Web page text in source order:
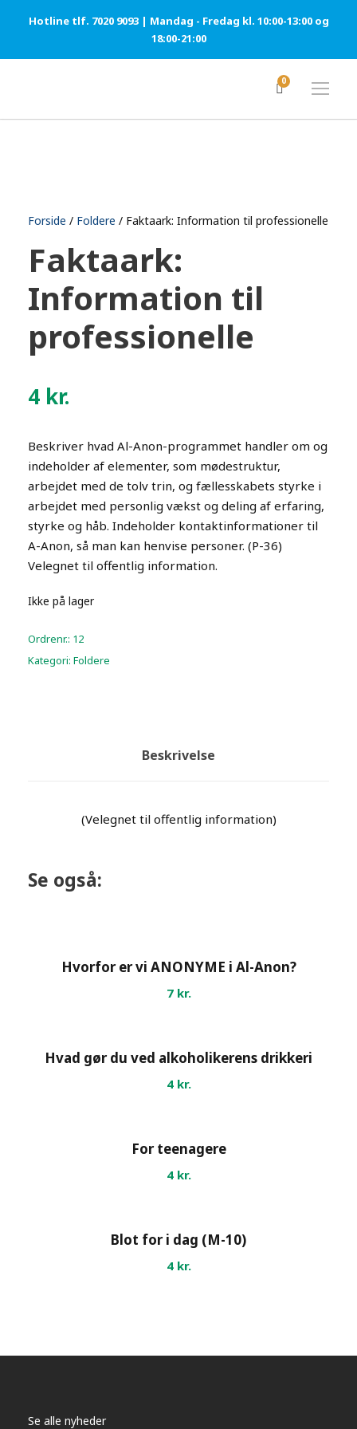
Hotline tlf. 7020 9093 | Mandag - Fredag kl. 10:00-13:00 og
18:00-21:00
0
Forside / Foldere / Faktaark: Information til professionelle
Faktaark:
Information til
professionelle
4 kr.
Beskriver hvad Al-Anon-programmet handler om og
indeholder af elementer, som mødestruktur,
arbejdet med de tolv trin, og fællesskabets styrke i
arbejdet med personlig vækst og deling af erfaring,
styrke og håb. Indeholder kontaktinformationer til
A-Anon, så man kan henvise personer. (P-36)
Velegnet til offentlig information.
Ikke på lager
Ordrenr.: 12
Kategori: Foldere
Beskrivelse
(Velegnet til offentlig information)
Se også:
Hvorfor er vi ANONYME i Al-Anon?
7 kr.
Hvad gør du ved alkoholikerens drikkeri
4 kr.
For teenagere
4 kr.
Blot for i dag (M-10)
4 kr.
Se alle nyheder